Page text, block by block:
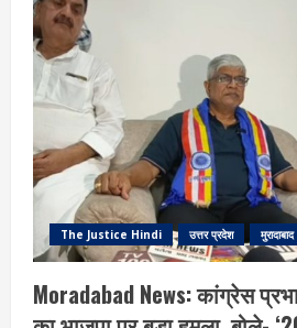
हैंडीक्राफ्ट
निर्यात
उद्योग
पर
मंडराया
खतरा
The Justice Hindi उत्तर प्रदेश मुरादाबाद
Moradabad News: कांग्रेस